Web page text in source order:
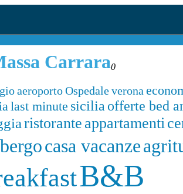
Carrara0
aeroportoOspedaleverona
last minute sicilia offerte bed
ristorante appartamenti
casa vacanze
B&B